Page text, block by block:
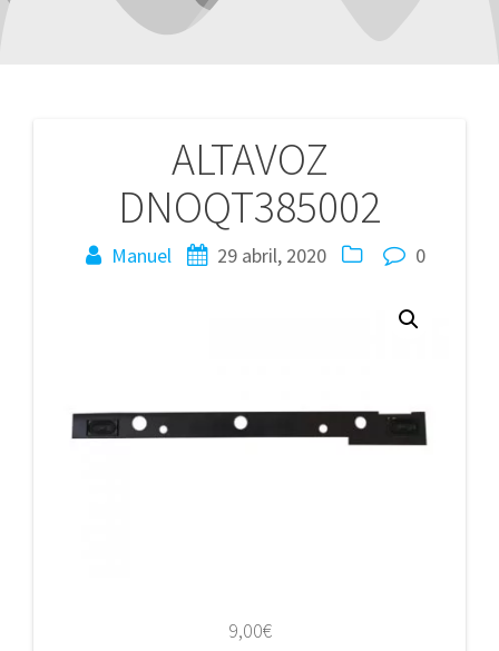
ALTAVOZ
DNOQT385002
Manuel 29 abril, 2020 0
9,00€
Navegación
entradas